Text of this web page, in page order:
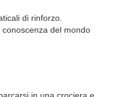
di rinforzo.
del mondo